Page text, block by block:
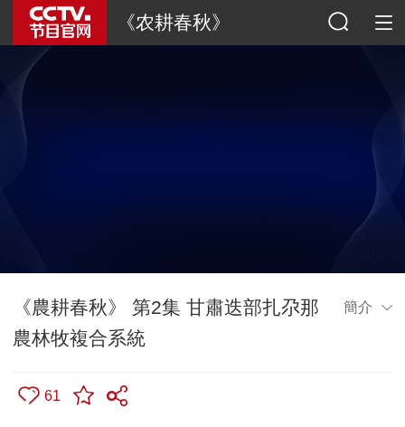
《农耕春秋》
《農耕春秋》 第2集 甘肅迭部扎尕那
農林牧複合系統
簡介
61